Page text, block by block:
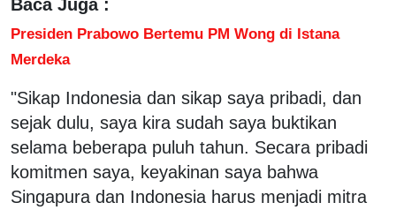
Baca Juga :
Presiden Prabowo Bertemu PM Wong di Istana
Merdeka
"Sikap Indonesia dan sikap saya pribadi, dan
sejak dulu, saya kira sudah saya buktikan
selama beberapa puluh tahun. Secara pribadi
komitmen saya, keyakinan saya bahwa
Singapura dan Indonesia harus menjadi mitra